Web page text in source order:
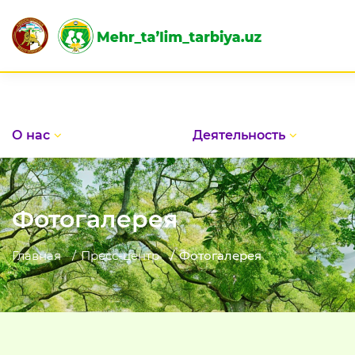
О нас Деятельность
Фотогалерея
Главная Пресс-центр Фотогалерея